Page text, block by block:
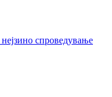
спроведување